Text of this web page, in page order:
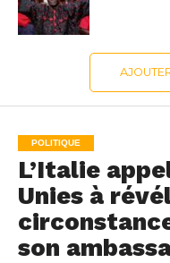
POLITIQUE
L’Italie
Unies à
son